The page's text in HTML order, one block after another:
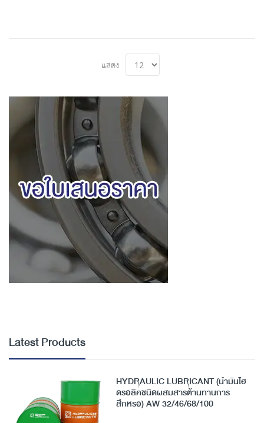
แสดง
Latest Products
HYDRAULIC LUBRICANT (น้ำมันไฮ
ดรอลิคชนิดผสมสารต้านทานการ
สึกหรอ) AW 32/46/68/100